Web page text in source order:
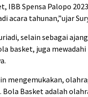
IBB Spensa Palopo
acara tahunan,”ujar
selain sebagai
basket, juga
mengemukakan,
Basket adalah